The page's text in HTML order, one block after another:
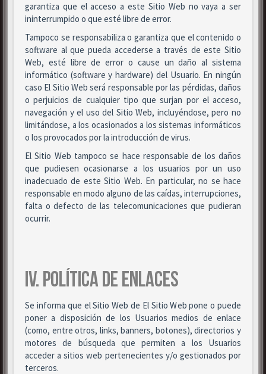
garantiza que el acceso a este Sitio Web no vaya a ser
ininterrumpido o que esté libre de error.
Tampoco se responsabiliza o garantiza que el contenido o
software al que pueda accederse a través de este Sitio
Web, esté libre de error o cause un daño al sistema
informático (software y hardware) del Usuario. En ningún
caso El Sitio Web será responsable por las pérdidas, daños
o perjuicios de cualquier tipo que surjan por el acceso,
navegación y el uso del Sitio Web, incluyéndose, pero no
limitándose, a los ocasionados a los sistemas informáticos
o los provocados por la introducción de virus.
El Sitio Web tampoco se hace responsable de los daños
que pudiesen ocasionarse a los usuarios por un uso
inadecuado de este Sitio Web. En particular, no se hace
responsable en modo alguno de las caídas, interrupciones,
falta o defecto de las telecomunicaciones que pudieran
ocurrir.
IV. POLÍTICA DE ENLACES
Se informa que el Sitio Web de El Sitio Web pone o puede
poner a disposición de los Usuarios medios de enlace
(como, entre otros, links, banners, botones), directorios y
motores de búsqueda que permiten a los Usuarios
acceder a sitios web pertenecientes y/o gestionados por
terceros.